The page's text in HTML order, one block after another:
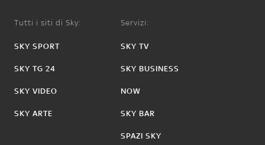
Tutti i siti di Sky:
SKY SPORT
SKY TG 24
SKY VIDEO
SKY ARTE
Servizi:
SKY TV
SKY BUSINESS
NOW
SKY BAR
SPAZI SKY